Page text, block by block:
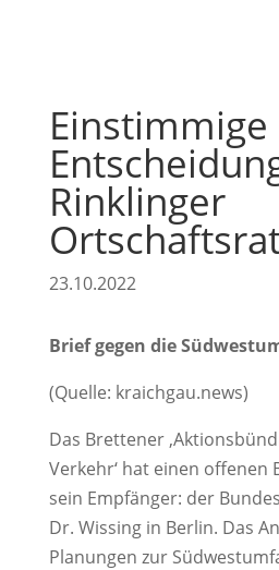
Einstimmige
Rinklinger
23.10.2022
Brief gegen die
(Quelle: kraichgau.news)
Das Brettener
Verkehr‘ hat einen offenen
sein Empfänger: der
Dr. Wissing in Berlin. Das
Planungen zur